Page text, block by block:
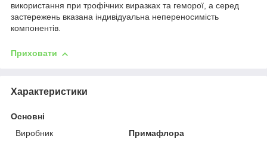
використання при трофічних виразках та геморої, а серед
застережень вказана індивідуальна непереносимість
компонентів.
Приховати
Характеристики
Основні
Виробник
Примафлора